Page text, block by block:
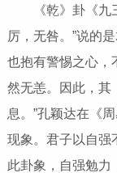
《乾》卦《
厉，无咎。”说的
也抱有警惕之心，
然无恙。因此，其
息。”孔颖达在《
现象。君子以自强
此卦象，自强勉力